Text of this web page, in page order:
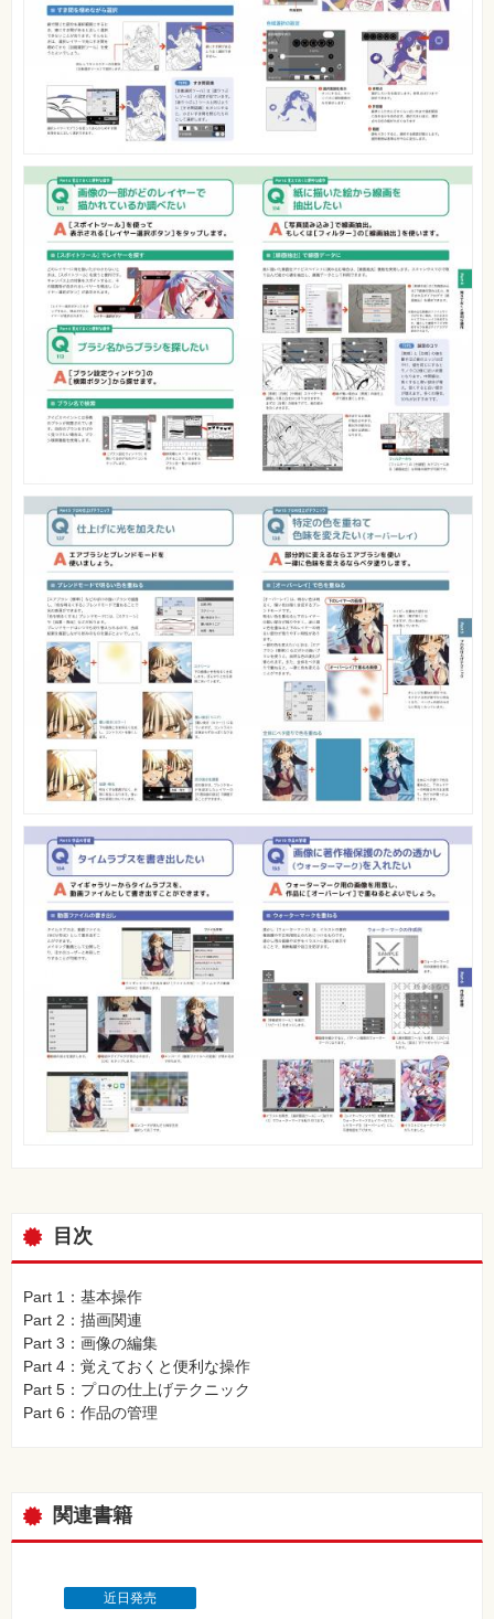
目次
Part 1：基本操作
Part 2：描画関連
Part 3：画像の編集
Part 4：覚えておくと便利な操作
Part 5：プロの仕上げテクニック
Part 6：作品の管理
関連書籍
近日発売